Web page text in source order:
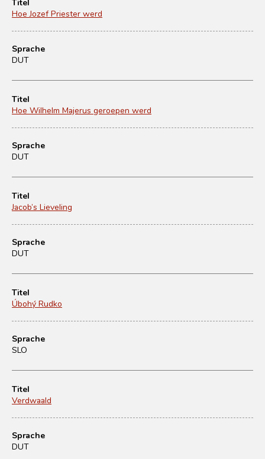
Hoe Jozef Priester werd
Sprache
DUT
Titel
Hoe Wilhelm Majerus geroepen werd
Sprache
DUT
Titel
Jacob’s Lieveling
Sprache
DUT
Titel
Úbohý Rudko
Sprache
SLO
Titel
Verdwaald
Sprache
DUT